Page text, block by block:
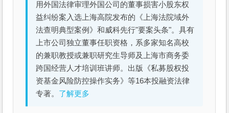
用外国法律审理外国公司的董事损害小股东权
益纠纷案入选上海高院发布的《上海法院域外
法查明典型案例》和威科先行"要案头条"。具有
上市公司独立董事任职资格，系多家知名高校
的兼职教授或兼职研究生导师及上海市商务委
跨国经营人才培训班讲师。出版《私募股权投
资基金风险防控操作实务》等16本投融资法律
专著。 了解更多